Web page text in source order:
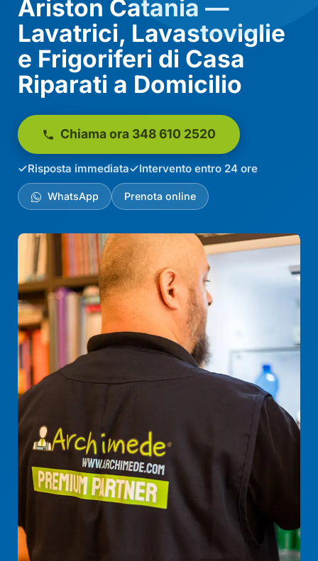
Ariston Catania —
Lavatrici, Lavastoviglie
e Frigoriferi di Casa
Riparati a Domicilio
Chiama ora 348 610 2520
Risposta immediata Intervento entro 24 ore
WhatsApp Prenota online